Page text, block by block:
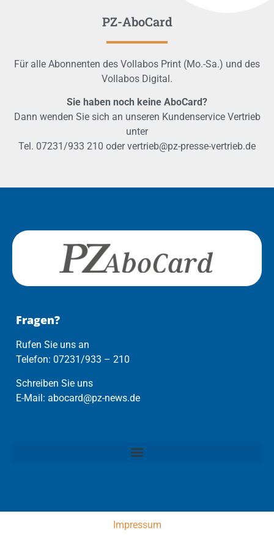
PZ-AboCard
Für alle Abonnenten des Vollabos Print (Mo.-Sa.) und des
Vollabos Digital.
Sie haben noch keine AboCard?
Dann wenden Sie sich an unseren Kundenservice Vertrieb
unter
Tel. 07231/933 210 oder vertrieb@pz-presse-vertrieb.de
Fragen?
Rufen Sie uns an
Telefon: 07231/933 – 210
Schreiben Sie uns
E-Mail: abocard@pz-news.de
Impressum